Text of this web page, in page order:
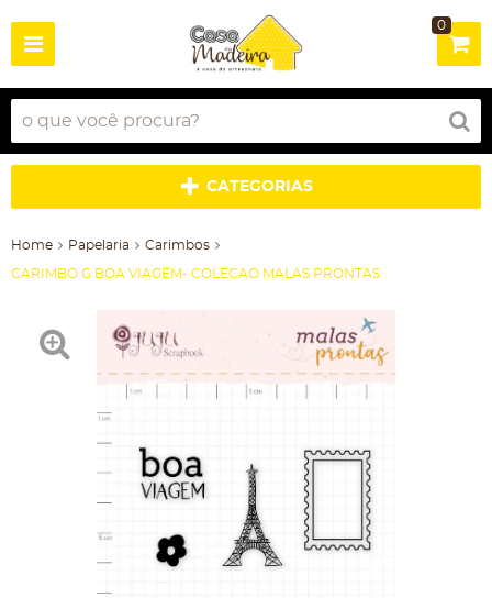
0
CATEGORIAS
Home Papelaria Carimbos
CARIMBO G BOA VIAGEM- COLECAO MALAS PRONTAS